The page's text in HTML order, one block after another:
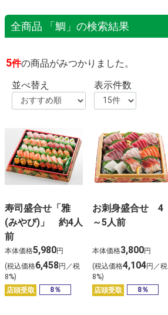
全商品 「鯛」の検索結果
5件の商品がみつかりました。
並べ替え
表示件数
寿司盛合せ「雅
(みやび)」 約4人
前
本体価格5,980円
(税込価格6,458円／税
8%)
店頭受取
8％
お刺身盛合せ 4
～5人前
本体価格3,800円
(税込価格4,104円／税
8%)
店頭受取
8％